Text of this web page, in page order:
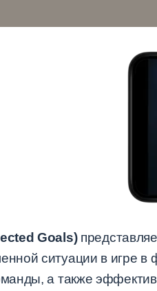
Goals)
ситуации в игре в
а также